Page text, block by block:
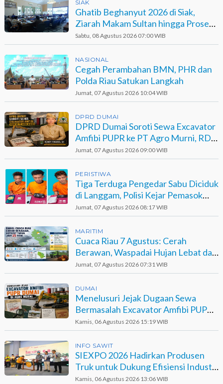
SIAK
Ghatib Beghanyut 2026 di Siak,
Ziarah Makam Sultan hingga Prosesi
di Sungai
Sabtu, 08 Agustus 2026 07:00 WIB
NASIONAL
Cegah Perambahan BMN, PHR dan
Polda Riau Satukan Langkah
Jumat, 07 Agustus 2026 10:04 WIB
DPRD DUMAI
DPRD Dumai Soroti Sewa Excavator
Amfibi PUPR ke PT Agro Murni, RDP
Jadi Opsi
Jumat, 07 Agustus 2026 09:00 WIB
PERISTIWA
Tiga Terduga Pengedar Sabu Diciduk
di Langgam, Polisi Kejar Pemasok
Berinisial GA
Jumat, 07 Agustus 2026 08:17 WIB
MARITIM
Cuaca Riau 7 Agustus: Cerah
Berawan, Waspadai Hujan Lebat dan
Petir
Jumat, 07 Agustus 2026 07:31 WIB
DUMAI
Menelusuri Jejak Dugaan Sewa
Bermasalah Excavator Amfibi PUPR
Dumai di Agro Murni
Kamis, 06 Agustus 2026 15:19 WIB
INFO SAWIT
SIEXPO 2026 Hadirkan Produsen
Truk untuk Dukung Efisiensi Industri
Sawit
Kamis, 06 Agustus 2026 13:06 WIB